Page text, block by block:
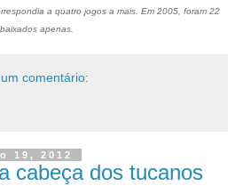
a quatro jogos a mais. Em 2005, foram 22
apenas.
comentário:
19, 2012
cabeça dos tucanos